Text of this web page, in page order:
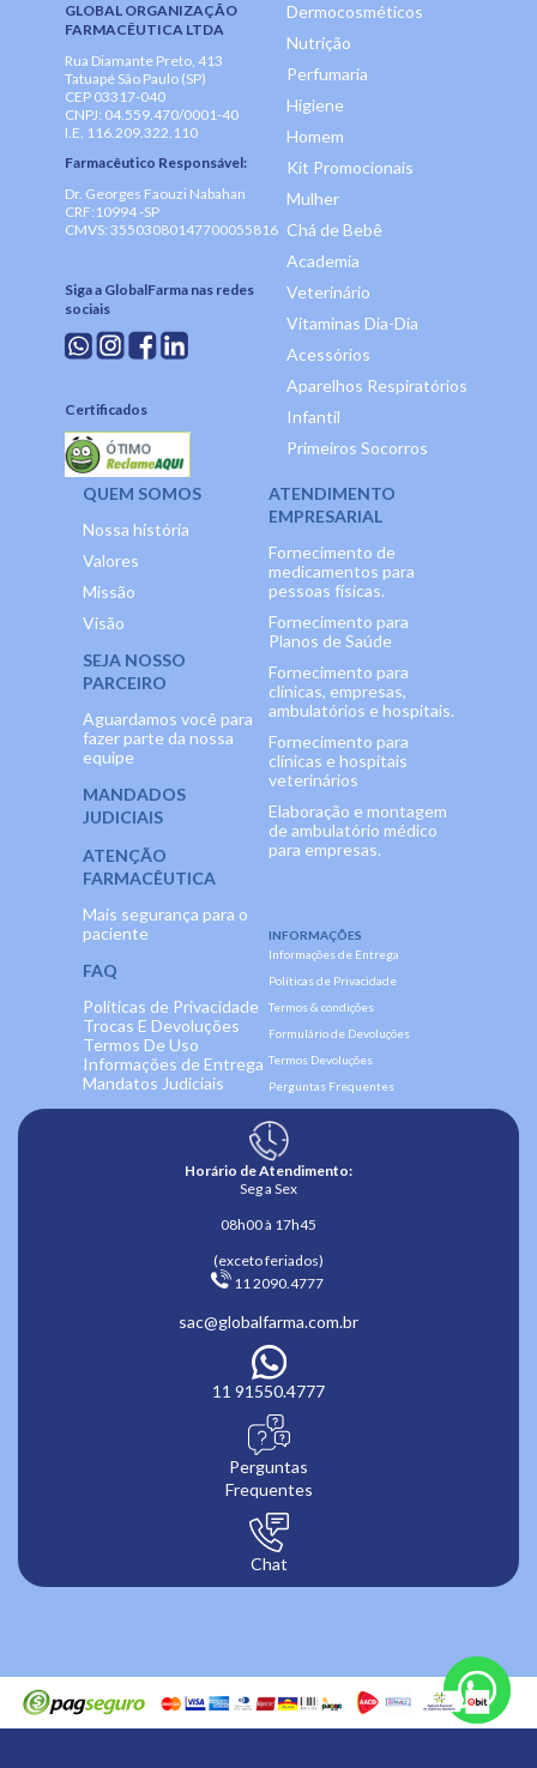
GLOBAL ORGANIZAÇÃO
FARMACÊUTICA LTDA
Rua Diamante Preto, 413
Tatuapé São Paulo (SP)
CEP 03317-040
CNPJ: 04.559.470/0001-40
I.E. 116.209.322.110
Farmacêutico Responsável:
Dr. Georges Faouzi Nabahan
CRF:10994 -SP
CMVS: 35503080147700055816
Siga a GlobalFarma nas redes
sociais
Certificados
Dermocosméticos
Nutrição
Perfumaria
Higiene
Homem
Kit Promocionais
Mulher
Chá de Bebê
Academia
Veterinário
Vitaminas Dia-Dia
Acessórios
Aparelhos Respiratórios
Infantil
Primeiros Socorros
QUEM SOMOS
Nossa história
Valores
Missão
Visão
SEJA NOSSO
PARCEIRO
Aguardamos você para
fazer parte da nossa
equipe
MANDADOS
JUDICIAIS
ATENÇÃO
FARMACÊUTICA
Mais segurança para o
paciente
FAQ
Políticas de Privacidade
Trocas E Devoluções
Termos De Uso
Informações de Entrega
Mandatos Judiciais
ATENDIMENTO
EMPRESARIAL
Fornecimento de
medicamentos para
pessoas físicas.
Fornecimento para
Planos de Saúde
Fornecimento para
clínicas, empresas,
ambulatórios e hospitais.
Fornecimento para
clínicas e hospitais
veterinários
Elaboração e montagem
de ambulatório médico
para empresas.
INFORMAÇÕES
Informações de Entrega
Políticas de Privacidade
Termos & condições
Formulário de Devoluções
Termos Devoluções
Perguntas Frequentes
Horário de Atendimento:
Seg a Sex
08h00 à 17h45
(exceto feriados)
11 2090.4777
sac@globalfarma.com.br
11 91550.4777
Perguntas
Frequentes
Chat